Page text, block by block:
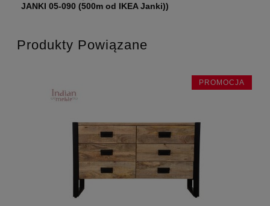
JANKI 05-090 (500m od IKEA Janki))
Produkty Powiązane
PROMOCJA